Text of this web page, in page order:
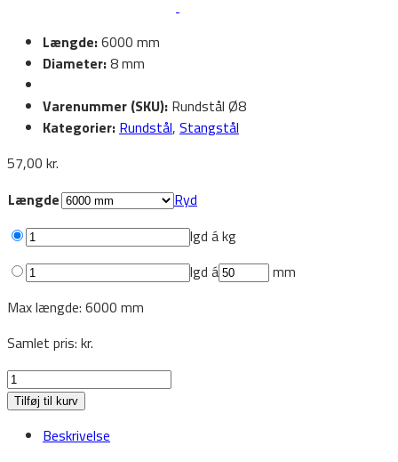
Længde:6000 mm
Diameter:8 mm
Varenummer (SKU): Rundstål Ø8
Kategorier: Rundstål, Stangstål
57,00 kr.
Længde
Ryd
lgd ákg
lgd á
mm
Max længde: 6000 mm
Samlet pris: kr.
Rundstål
Ø8Tilføj til kurv
Beskrivelse